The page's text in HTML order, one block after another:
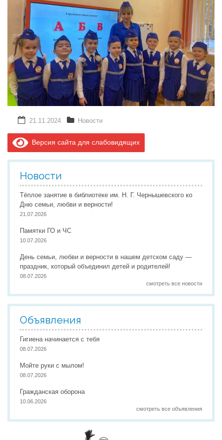
21.11.2024 Новости
Версия сайта для слабовидящих
Новости
Тёплое занятие в библиотеке им. Н. Г. Чернышевского ко
Дню семьи, любви и верности!
21.07.2026
Памятки ГО и ЧС
10.07.2026
День семьи, любви и верности в нашем детском саду —
праздник, который объединил детей и родителей!
08.07.2026
смотреть все новости
Объявления
Гигиена начинается с тебя
08.07.2026
Мойте руки с мылом!
08.07.2026
Гражданская оборона
10.06.2026
смотреть все объявления